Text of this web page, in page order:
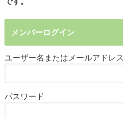
メンバーログイン
ユーザー名またはメールアドレス
パスワード